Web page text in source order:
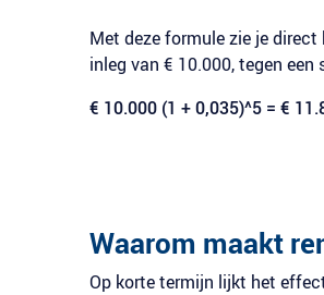
Met deze formule zie je
inleg van € 10.000, tegen
€ 10.000 (1 + 0,035)^5 = €
Waarom maakt
Op korte termijn lijkt het